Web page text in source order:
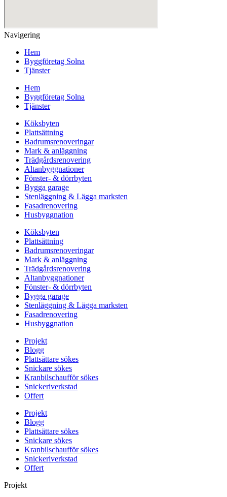
Navigering
Hem
Byggföretag Solna
Tjänster
Hem
Byggföretag Solna
Tjänster
Köksbyten
Plattsättning
Badrumsrenoveringar
Mark & anläggning
Trädgårdsrenovering
Altanbyggnationer
Fönster- & dörrbyten
Bygga garage
Stenläggning & Lägga marksten
Fasadrenovering
Husbyggnation
Köksbyten
Plattsättning
Badrumsrenoveringar
Mark & anläggning
Trädgårdsrenovering
Altanbyggnationer
Fönster- & dörrbyten
Bygga garage
Stenläggning & Lägga marksten
Fasadrenovering
Husbyggnation
Projekt
Blogg
Plattsättare sökes
Snickare sökes
Kranbilschaufför sökes
Snickeriverkstad
Offert
Projekt
Blogg
Plattsättare sökes
Snickare sökes
Kranbilschaufför sökes
Snickeriverkstad
Offert
Projekt